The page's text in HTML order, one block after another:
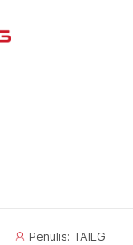
Penulis: TAILG